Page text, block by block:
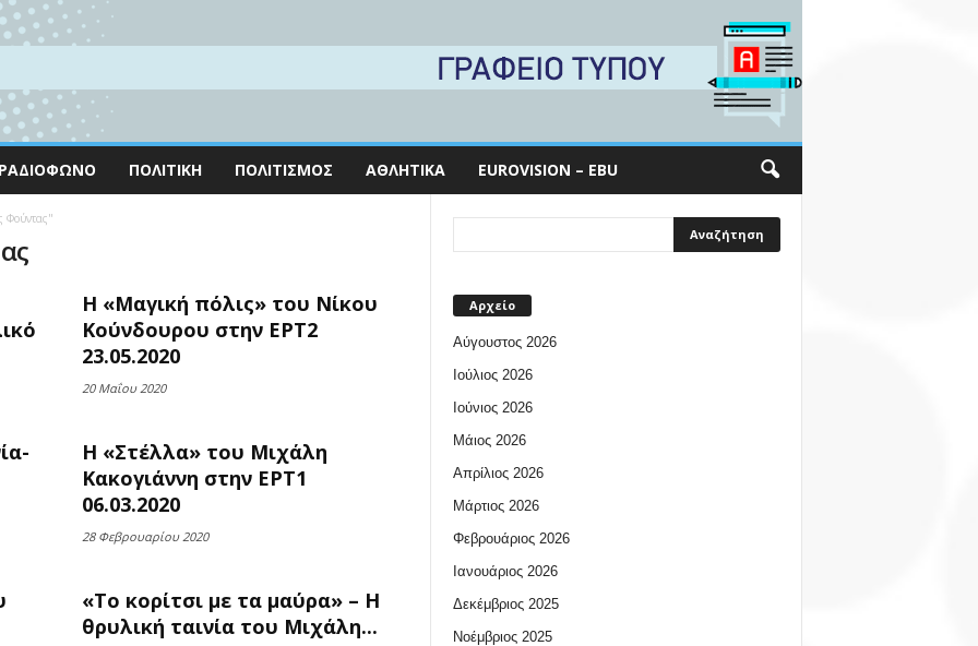
ΠΟΛΙΤΙΚΉ ΠΟΛΙΤΙΣΜΌΣ ΑΘΛΗΤΙΚΆ EUROVISION – EBU
Φούντας"
Η «Μαγική πόλις» του Νίκου
Κούνδουρου στην ΕΡΤ2
23.05.2020
20 Μαΐου 2020
Η «Στέλλα» του Μιχάλη
Κακογιάννη στην ΕΡΤ1
06.03.2020
28 Φεβρουαρίου 2020
«Το κορίτσι με τα μαύρα» – Η
θρυλική ταινία του Μιχάλη...
Αρχείο
Αύγουστος 2026
Ιούλιος 2026
Ιούνιος 2026
Μάιος 2026
Απρίλιος 2026
Μάρτιος 2026
Φεβρουάριος 2026
Ιανουάριος 2026
Δεκέμβριος 2025
Νοέμβριος 2025